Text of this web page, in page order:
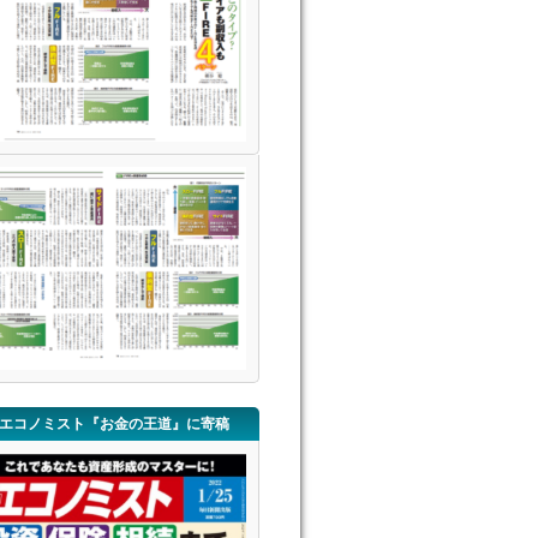
コノミスト『お金の王道』に寄稿